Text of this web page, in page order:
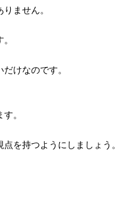
ません。
けなのです。
。
を持つようにしましょう。